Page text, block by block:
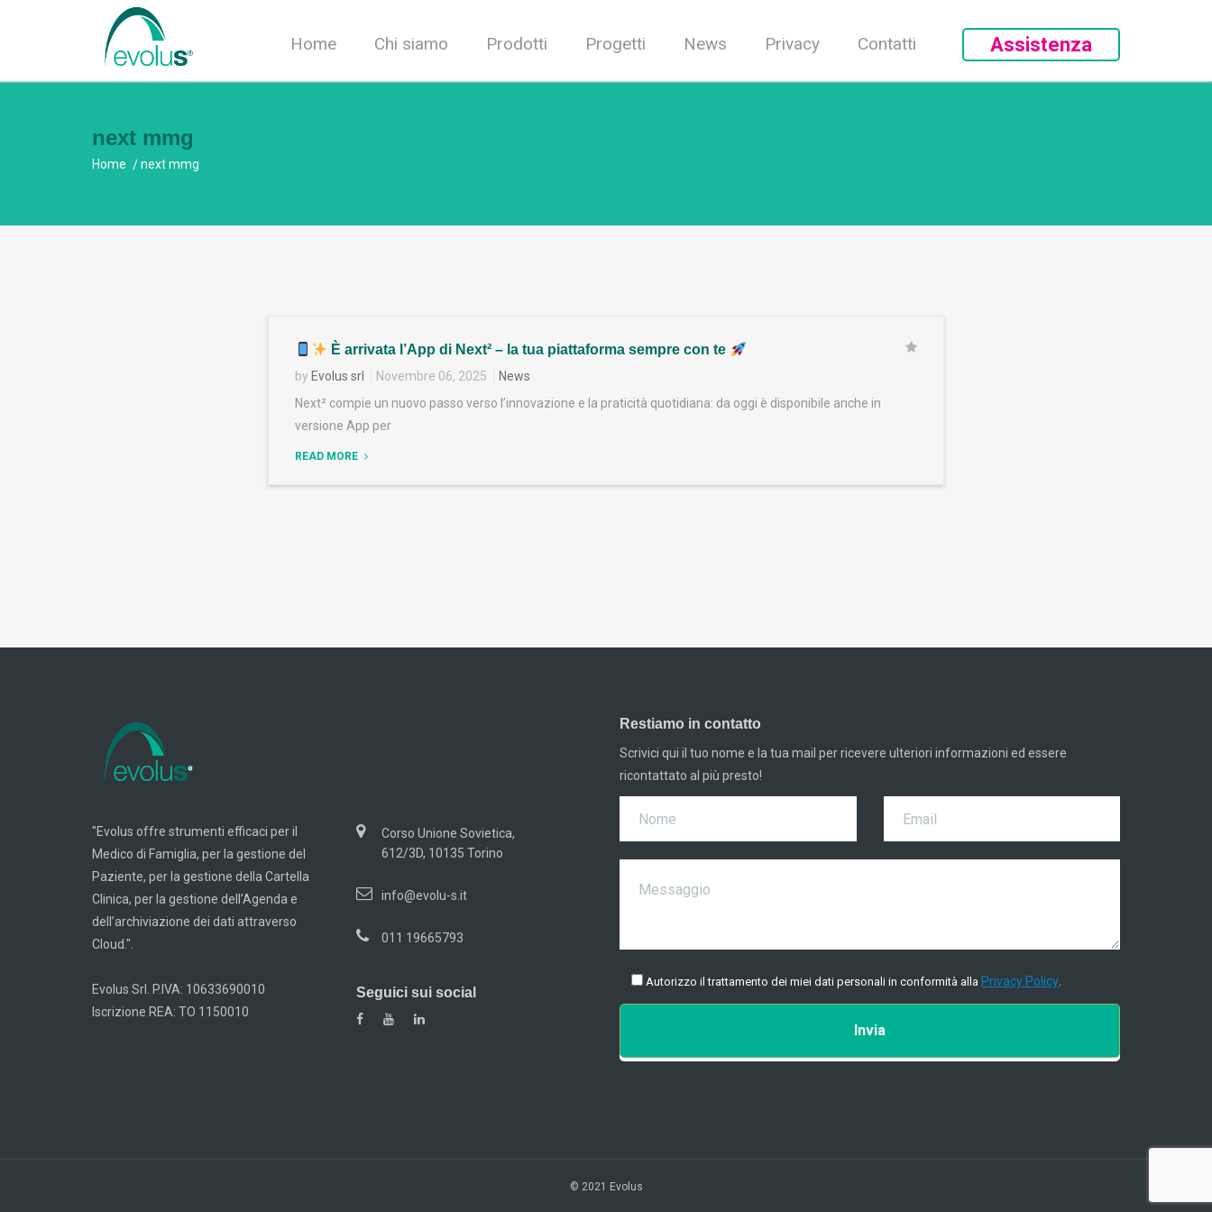
Home Chi siamo Prodotti Progetti News Privacy Contatti Assistenza
next mmg
Home next mmg
È arrivata l’App di Next² – la tua piattaforma sempre con te
by Evolus srl Novembre 06, 2025
News
Next² compie un nuovo passo verso l’innovazione e la praticità quotidiana: da oggi è disponibile anche in
versione App per
READ MORE
"Evolus offre strumenti efficaci per il
Medico di Famiglia, per la gestione del
Paziente, per la gestione della Cartella
Clinica, per la gestione dell’Agenda e
dell’archiviazione dei dati attraverso
Cloud.".
Evolus Srl. P.IVA: 10633690010
Iscrizione REA: TO 1150010
Corso Unione Sovietica,
612/3D, 10135 Torino
info@evolu-s.it
011 19665793
Seguici sui social
Restiamo in contatto
Scrivici qui il tuo nome e la tua mail per ricevere ulteriori informazioni ed essere
ricontattato al più presto!
Autorizzo il trattamento dei miei dati personali in conformità alla Privacy Policy.
© 2021 Evolus